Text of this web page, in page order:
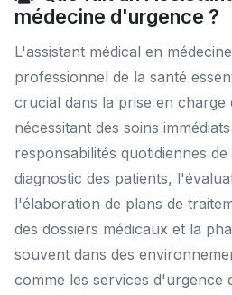
médecine d'urgence ?
L'assistant médical en
professionnel de la santé
crucial dans la prise en charge
nécessitant des soins
responsabilités quotidiennes
diagnostic des patients,
l'élaboration de plans de
des dossiers médicaux et la
souvent dans des
comme les services d'urgence